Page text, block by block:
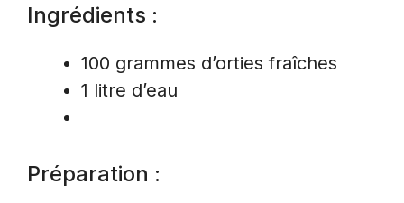
Ingrédients :
100 grammes d’orties fraîches
1 litre d’eau
Préparation :